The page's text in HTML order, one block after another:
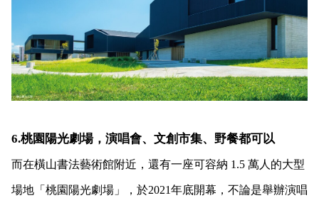
6.桃園陽光劇場，演唱會、文創市集、野餐都可以
而在橫山書法藝術館附近，還有一座可容納 1.5 萬人的大型
場地「桃園陽光劇場」，於2021年底開幕，不論是舉辦演唱